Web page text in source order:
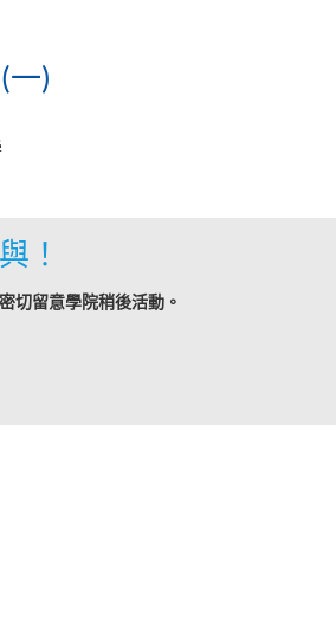
一)
！
切留意學院稍後活動。